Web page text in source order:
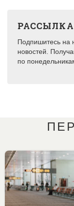
Подпишитесь на
новостей.
по